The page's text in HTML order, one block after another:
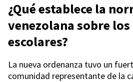
¿Qué establece la
venezolana sobre
escolares?
La nueva ordenanza tuvo un
comunidad representante de la